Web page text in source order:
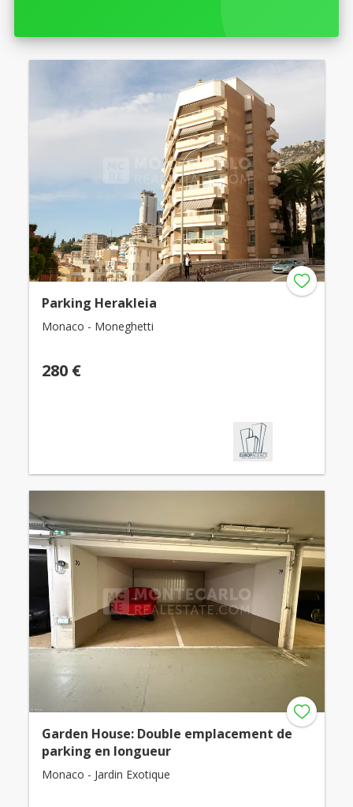
Parking Herakleia
Monaco - Moneghetti
280 €
Garden House: Double emplacement de
parking en longueur
Monaco - Jardin Exotique